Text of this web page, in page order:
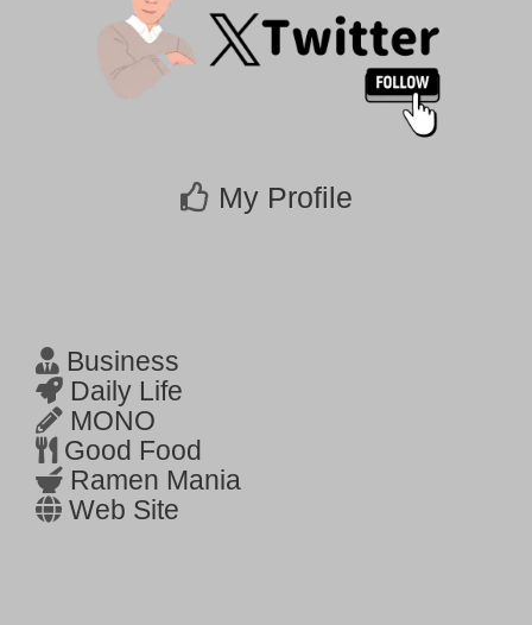
My Profile
Business
Daily Life
MONO
Good Food
Ramen Mania
Web Site